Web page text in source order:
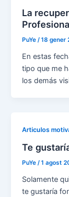
La
PuYe/18 gener
En estas
tipo que me
los demás
Articulos
Te
PuYe/1 agost
Solamente
te gustaría